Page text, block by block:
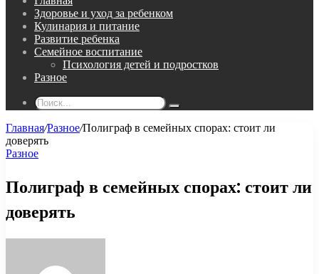
Здоровье и уход за ребенком
Кулинария и питание
Развитие ребенка
Семейное воспитание
Психология детей и подростков
Разное
Поиск...
Главная/Разное/Полиграф в семейных спорах: стоит ли
доверять
Разное
Полиграф в семейных спорах: стоит ли
доверять